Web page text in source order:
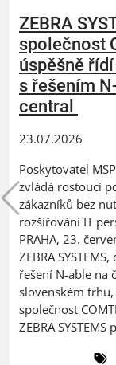
ZEBRA
společnost
úspěšně
s řešením
central
23.07.2026
Poskytovatel
zvládá rostoucí
zákazníků bez
rozšiřování IT
PRAHA, 23.
ZEBRA
řešení N-able na
slovenském trhu,
společnost
ZEBRA SYSTEMS